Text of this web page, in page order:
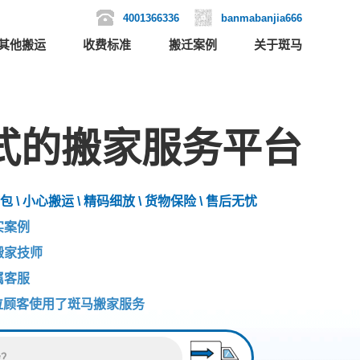
4001366336 banmabanjia666
他搬运 收费标准 搬迁案例 关于斑马
的搬家服务平台
\ 小心搬运 \ 精码细放 \ 货物保险 \ 售后无忧
案例
家技师
客服
顾客使用了斑马搬家服务